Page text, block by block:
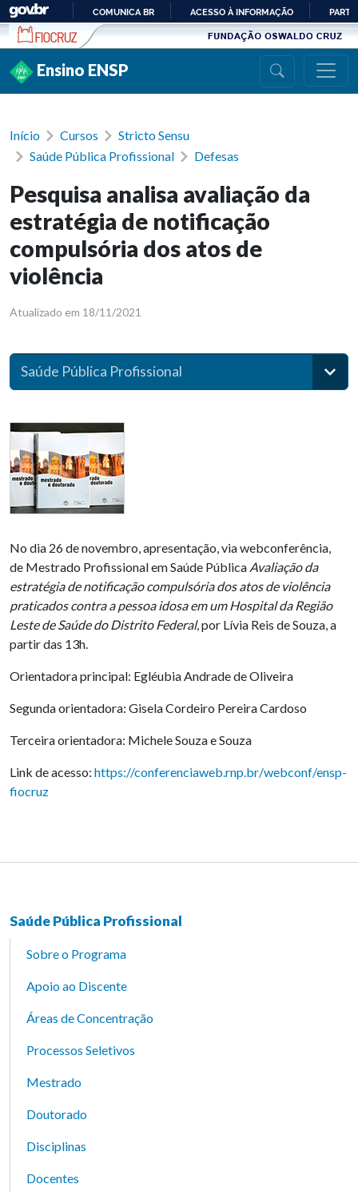
Ir para conteúdo
PARA
COMUNICA BR ACESSO À INFORMAÇÃO
Ensino ENSP
Início Cursos
Stricto Sensu
Saúde Pública Profissional
Defesas
Pesquisa analisa avaliação da
estratégia de notificação
compulsória dos atos de
violência
Atualizado em 18/11/2021
Saúde Pública Profissional
No dia 26 de novembro, apresentação, via webconferência,
de Mestrado Profissional em Saúde Pública Avaliação da
estratégia de notificação compulsória dos atos de violência
praticados contra a pessoa idosa em um Hospital da Região
Leste de Saúde do Distrito Federal, por Lívia Reis de Souza, a
partir das 13h.
Orientadora principal: Egléubia Andrade de Oliveira
Segunda orientadora: Gisela Cordeiro Pereira Cardoso
Terceira orientadora: Michele Souza e Souza
Link de acesso: https://conferenciaweb.rnp.br/webconf/ensp-
fiocruz
Saúde Pública Profissional
Sobre o Programa
Apoio ao Discente
Áreas de Concentração
Processos Seletivos
Mestrado
Doutorado
Disciplinas
Docentes